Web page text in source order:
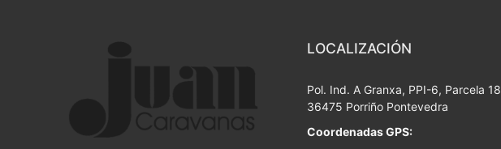
LOCALIZACIÓN
Pol. Ind. A Granxa, PPI-6, Parcela 18
36475 Porriño Pontevedra
Coordenadas GPS: